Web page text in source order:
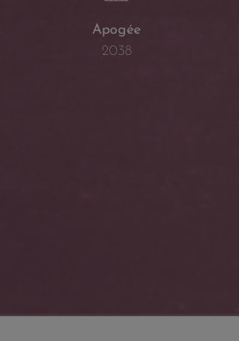
Apogée
2038